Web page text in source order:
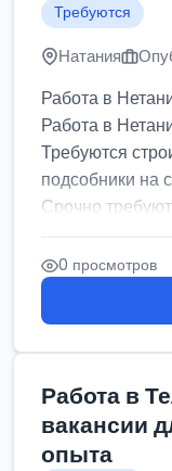
Требуются
Натания
Работа в
Работа в
Требуются
подсобники на
Срочно
0 просмотров
Работа в
вакансии
опыта